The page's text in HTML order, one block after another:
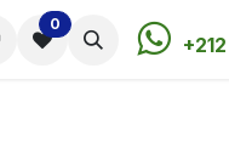
Contactez-nous
0